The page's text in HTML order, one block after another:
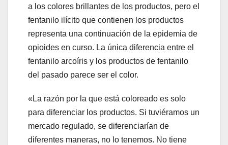
a los colores brillantes de los productos, pero el
fentanilo ilícito que contienen los productos
representa una continuación de la epidemia de
opioides en curso. La única diferencia entre el
fentanilo arcoíris y los productos de fentanilo
del pasado parece ser el color.
«La razón por la que está coloreado es solo
para diferenciar los productos. Si tuviéramos un
mercado regulado, se diferenciarían de
diferentes maneras, no lo tenemos. No tiene